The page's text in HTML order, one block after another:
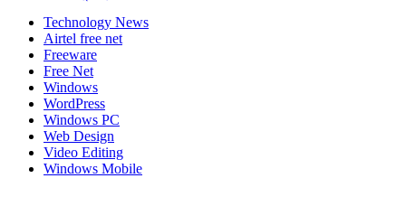
Technology News
Airtel free net
Freeware
Free Net
Windows
WordPress
Windows PC
Web Design
Video Editing
Windows Mobile